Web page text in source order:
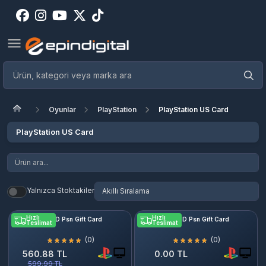
Oyunlar PlayStation PlayStation US Card
PlayStation US Card
Yalnızca Stoktakiler
Hızlı
Teslimat10 USD Psn Gift Card
(0)
560.88 TL
599.99 TL
Hızlı
Teslimat
20 USD Psn Gift Card
(0)
0.00 TL